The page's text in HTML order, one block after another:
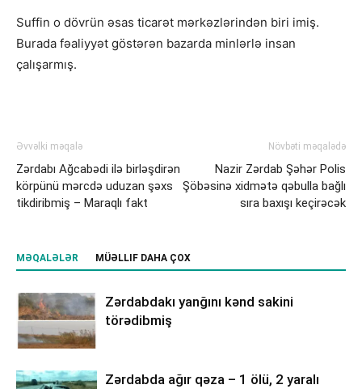
Suffin o dövrün əsas ticarət mərkəzlərindən biri imiş.
Burada fəaliyyət göstərən bazarda minlərlə insan
çalışarmış.
Əvvəlki məqalə
Zərdabı Ağcabədi ilə birləşdirən
körpünü mərcdə uduzan şəxs
tikdiribmiş – Maraqlı fakt
Növbəti məqalədə
Nazir Zərdab Şəhər Polis
Şöbəsinə xidmətə qəbulla bağlı
sıra baxışı keçirəcək
MƏQALƏLƏR MÜƏLLIF DAHA ÇOX
Zərdabdakı yanğını kənd sakini
törədibmiş
Zərdabda ağır qəza – 1 ölü, 2 yaralı